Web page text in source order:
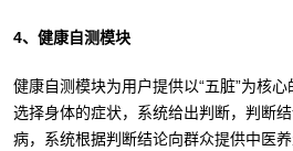
4、健康自测模块
健康自测模块为用户提供以“五脏”为核
选择身体的症状，系统给出判断，判断
病，系统根据判断结论向群众提供中医